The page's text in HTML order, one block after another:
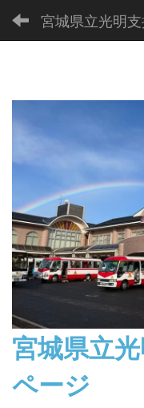
宮城県立光明
宮城県立
ページ